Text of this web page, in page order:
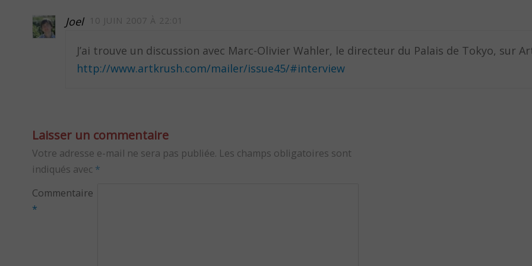
Joel 10 JUIN 2007 À 22:01
J’ai trouve un discussion avec Marc-Olivier Wahler, le directeur du Palais de Tokyo, sur
http://www.artkrush.com/mailer/issue45/#interview
Laisser un commentaire
Votre adresse e-mail ne sera pas publiée. Les champs obligatoires sont
indiqués avec *
Commentaire
*